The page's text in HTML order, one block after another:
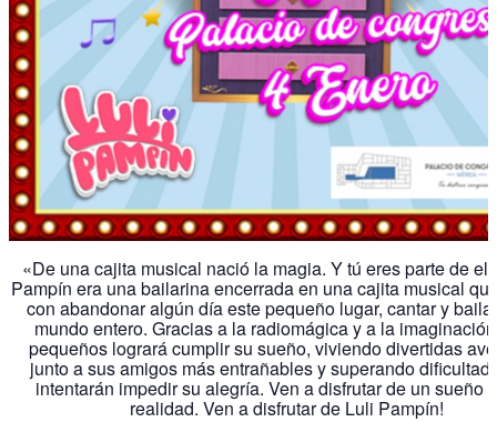
«De una cajita musical nació la magia. Y tú eres parte de
Pampín era una bailarina encerrada en una cajita musical
con abandonar algún día este pequeño lugar, cantar y
mundo entero. Gracias a la radiomágica y a la
pequeños logrará cumplir su sueño, viviendo divertidas
junto a sus amigos más entrañables y superando
intentarán impedir su alegría. Ven a disfrutar de un sueño
realidad. Ven a disfrutar de Luli Pampín!